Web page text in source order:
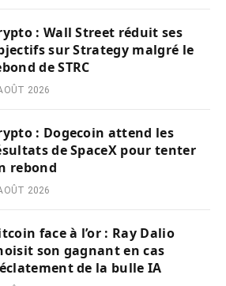
: Wall Street réduit ses
sur Strategy malgré le
de STRC
2026
: Dogecoin attend les
de SpaceX pour tenter
rebond
2026
face à l’or : Ray Dalio
son gagnant en cas
de la bulle IA